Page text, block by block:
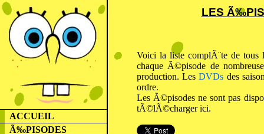
ACCUEIL
Ã‰PISODES
LES
Voici la liste complÃ¨te de
chaque Ã©pisode de
production. LesDVDs des
ordre.
Les Ã©pisodes ne sont pas
tÃ©lÃ©charger ici.